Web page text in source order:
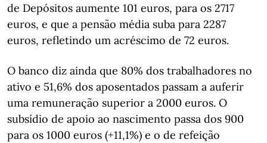
de Depósitos aumente 101 euros, para os 2717
euros, e que a pensão média suba para 2287
euros, refletindo um acréscimo de 72 euros.
O banco diz ainda que 80% dos trabalhadores no
ativo e 51,6% dos aposentados passam a auferir
uma remuneração superior a 2000 euros. O
subsídio de apoio ao nascimento passa dos 900
para os 1000 euros (+11,1%) e o de refeição